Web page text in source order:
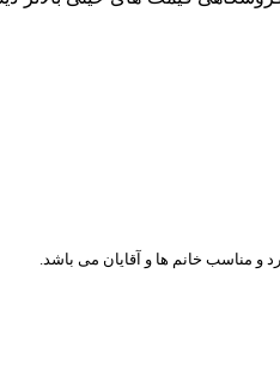
مناسب خانم ها و آقایان می باشد.